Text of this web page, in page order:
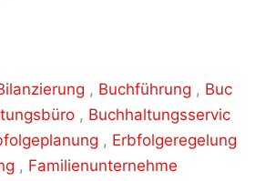
, Buchführung , Buc
, Buchhaltungsservic
, Erbfolgeregelung
, Familienunternehme